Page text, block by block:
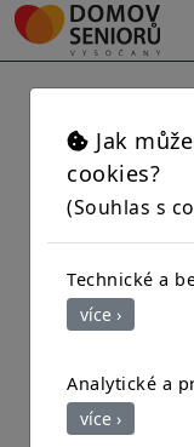
Ani v
všechny
květen.
patří
dárečky
Jak
cookies?
(Souhlas s
Technické a
více ›
Analytické a
více ›